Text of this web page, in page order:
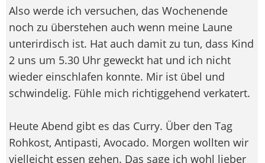
Also werde ich versuchen, das Wochenende
noch zu überstehen auch wenn meine Laune
unterirdisch ist. Hat auch damit zu tun, dass Kind
2 uns um 5.30 Uhr geweckt hat und ich nicht
wieder einschlafen konnte. Mir ist übel und
schwindelig. Fühle mich richtiggehend verkatert.
Heute Abend gibt es das Curry. Über den Tag
Rohkost, Antipasti, Avocado. Morgen wollten wir
vielleicht essen gehen. Das sage ich wohl lieber